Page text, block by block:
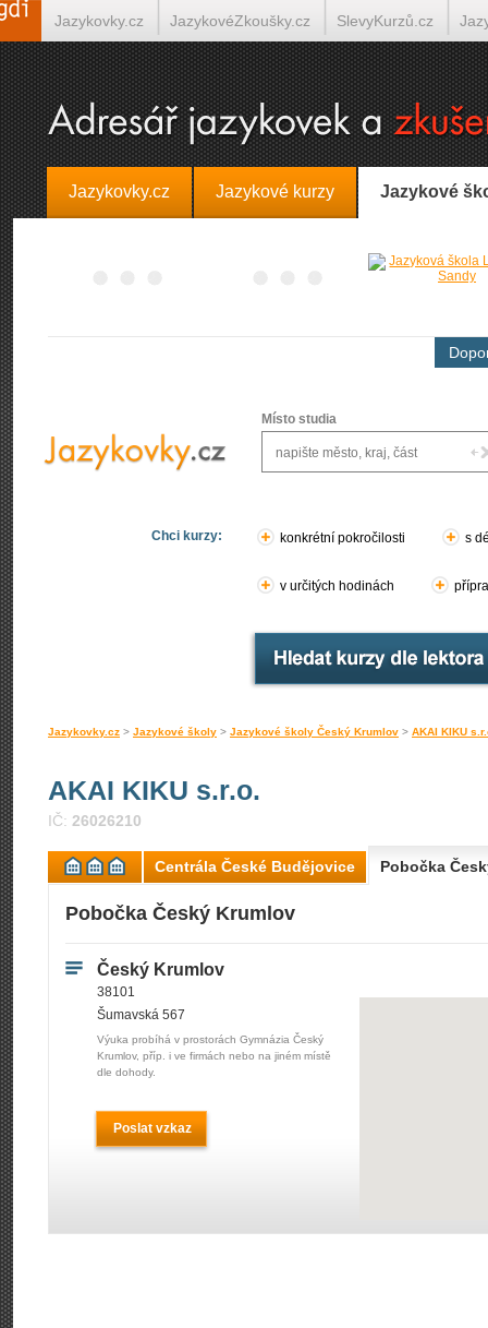
Jazykovky.cz Jazykové kurzy Jazykové
Místo studia
Chci kurzy: konkrétní pokročilosti s
v určitých hodinách
Jazykovky.cz > Jazykové školy > Jazykové školy Český Krumlov > AKAI KIKU
AKAI KIKU s.r.o.
IČ: 26026210
Centrála České Budějovice Pobočka
Pobočka Český Krumlov
Český Krumlov
38101
Šumavská 567
Výuka probíhá v prostorách Gymnázia Český
Krumlov, příp. i ve firmách nebo na jiném místě
dle dohody.
Poslat vzkaz
Jazykovky.cz JazykovéZkoušky.cz SlevyKurzů.cz
Španělština on-line Italština on-line Tlumočení-